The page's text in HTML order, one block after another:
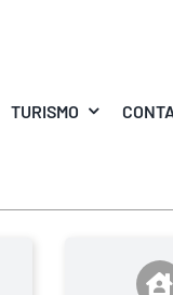
TURISMO